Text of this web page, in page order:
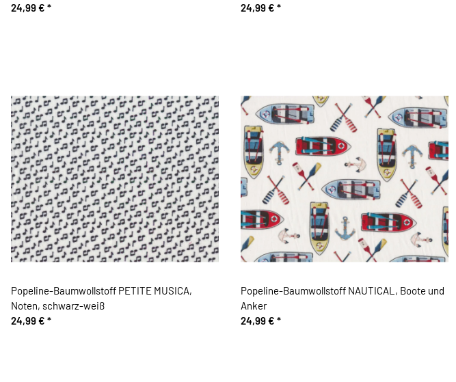
24,99 € *
24,99 € *
Popeline-Baumwollstoff PETITE MUSICA,
Noten, schwarz-weiß
24,99 € *
Popeline-Baumwollstoff NAUTICAL, Boote und
Anker
24,99 € *